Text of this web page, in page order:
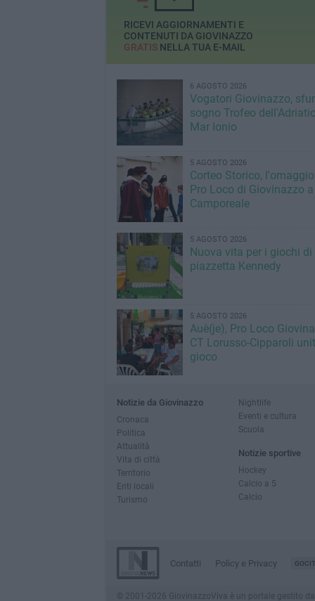
RICEVI AGGIORNAMENTI E
CONTENUTI DA GIOVINAZZO
GRATISNELLA TUA E-MAIL
6 AGOSTO 2026
Vogatori Giovinazzo,
sogno Trofeo
Mar Ionio
5 AGOSTO 2026
Corteo Storico,
Pro Loco di Giovinazzo a
Camporeale
5 AGOSTO 2026
Nuova vita per i giochi di
piazzetta Kennedy
5 AGOSTO 2026
Auè(je), Pro Loco
CT Lorusso-Cipparoli
gioco
Notizie da Giovinazzo
Cronaca
Politica
Attualità
Vita di città
Territorio
Enti locali
Turismo
Nightlife
Eventi e cultura
Scuola
Notizie sportive
Hockey
Calcio a 5
Calcio
Contatti Policy e Privacy
© 2001-2026 GiovinazzoViva è un portale gestito